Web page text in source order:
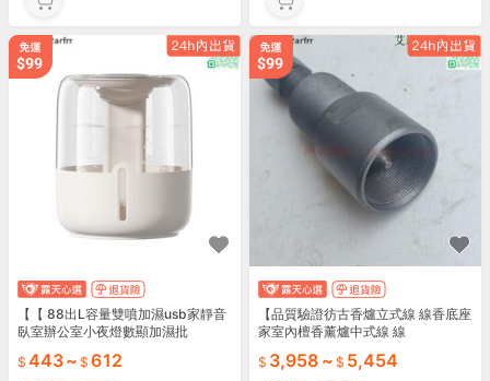
【【 88出L容量雙噴加濕usb家靜音
臥室辦公室小夜燈數顯加濕批
443~ 612
【品質驗證彷古香爐立式線 線香底座
家室內檀香薰爐中式線 線
3,958 ~ 5,454